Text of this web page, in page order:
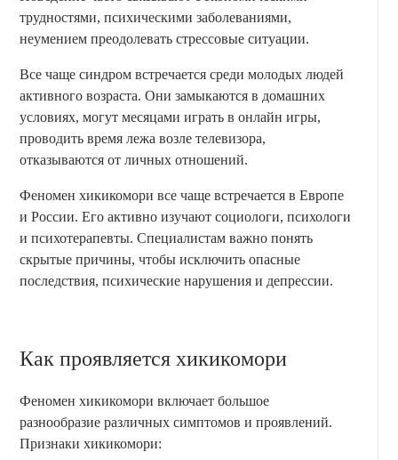
трудностями, психическими заболеваниями,
неумением преодолевать стрессовые ситуации.
Все чаще синдром встречается среди молодых людей
активного возраста. Они замыкаются в домашних
условиях, могут месяцами играть в онлайн игры,
проводить время лежа возле телевизора,
отказываются от личных отношений.
Феномен хикикомори все чаще встречается в Европе
и России. Его активно изучают социологи, психологи
и психотерапевты. Специалистам важно понять
скрытые причины, чтобы исключить опасные
последствия, психические нарушения и депрессии.
Как проявляется хикикомори
Феномен хикикомори включает большое
разнообразие различных симптомов и проявлений.
Признаки хикикомори: